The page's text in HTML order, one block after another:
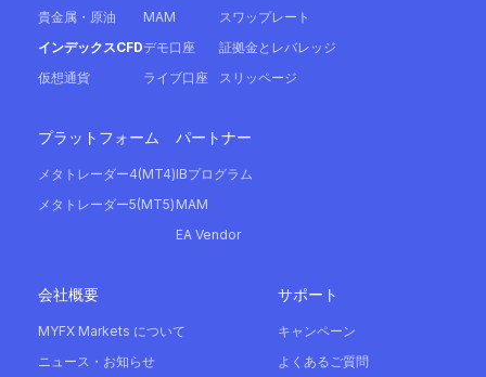
貴金属・原油
インデックスCFD
仮想通貨
MAM
デモ口座
ライブ口座
スワップレート
証拠金とレバレッジ
スリッページ
プラットフォーム
メタトレーダー4(MT4)
メタトレーダー5(MT5)
パートナー
IBプログラム
MAM
EA Vendor
会社概要
MYFX Markets について
ニュース・お知らせ
サポート
キャンペーン
よくあるご質問